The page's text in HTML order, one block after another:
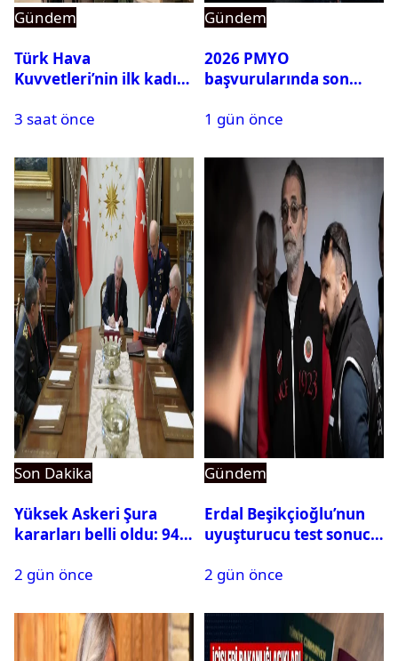
Gündem
Türk Hava
Kuvvetleri’nin ilk kadın
Karapınar hakkında
ortaya çıktı
3 saat önce
Gündem
2026 PMYO
başvurularında son
1 gün önce
Son Dakika
Yüksek Askeri Şura
kararları belli oldu: 94
2 gün önce
Gündem
Erdal Beşikçioğlu’nun
uyuşturucu test sonucu
2 gün önce